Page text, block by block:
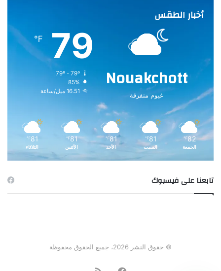
أخبار الطقس
Nouakchott
غيوم متفرقة
79
℉
79º - 79º
85%
16.51 ميل/ساعة
82
℉
الجمعة
81
℉
السبت
81
℉
الأحد
81
℉
الأثنين
81
℉
الثلاثاء
تابعنا على فيسبوك
© حقوق النشر 2026، جميع الحقوق محفوظة